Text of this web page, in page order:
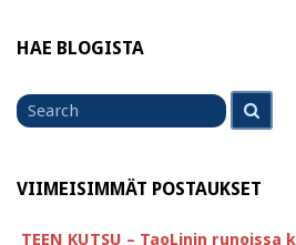
HAE BLOGISTA
Search
for
VIIMEISIMMÄT POSTAUKSET
TEEN KUTSU – TaoLinin